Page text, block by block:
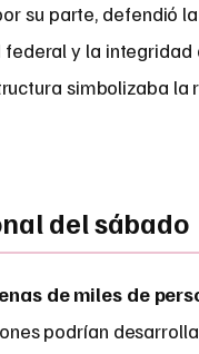
su parte, defendió
y la integridad
simbolizaba la
del sábado
de miles de
podrían